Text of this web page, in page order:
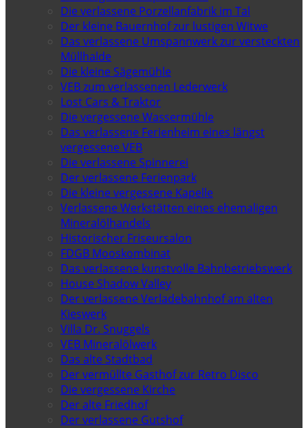
Die verlassene Porzellanfabrik im Tal
Der kleine Bauernhof zur lustigen Witwe
Das verlassene Umspannwerk zur versteckten
Müllhalde
Die kleine Sägemühle
VEB zum verlassenen Lederwerk
Lost Cars & Traktor
Die vergessene Wassermühle
Das verlassene Ferienheim eines längst
vergessene VEB
Die verlassene Spinnerei
Der verlassene Ferienpark
Die kleine vergessene Kapelle
Verlassene Werkstätten eines ehemaligen
Mineralölhandels
Historischer Friseursalon
FDGB Mooskombinat
Das verlassene kunstvolle Bahnbetriebswerk
House Shadow Valley
Der verlassene Verladebahnhof am alten
Kieswerk
Villa Dr. Snuggels
VEB Mineralölwerk
Das alte Stadtbad
Der vermüllte Gasthof zur Retro Disco
Die vergessene Kirche
Der alte Friedhof
Der verlassene Gutshof